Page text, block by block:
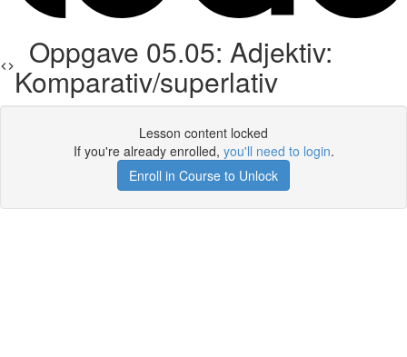
Oppgave 05.05: Adjektiv:
Komparativ/superlativ
Lesson content locked
If you're already enrolled, you'll need to login.
Enroll in Course to Unlock